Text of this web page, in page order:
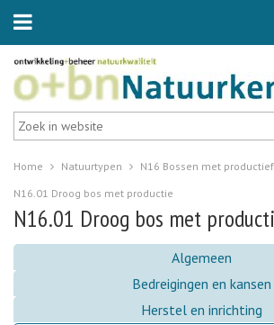
Home Natuurtypen
N16 Bossen met
N16.01 Droog bos met productie
N16.01 Droog bos met
Algemeen
Bedreigingen en kansen
Herstel en inrichting